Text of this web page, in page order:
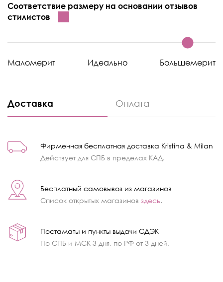
Соответствие размеру на основании отзывов
стилистов
Маломерит Идеально Большемерит
Доставка Оплата
Фирменная бесплатная доставка Kristina & Milan
Действует для СПБ в пределах КАД.
Бесплатный самовывоз из магазинов
Список открытых магазинов здесь.
Постаматы и пункты выдачи СДЭК
По СПБ и МСК 3 дня, по РФ от 3 дней.